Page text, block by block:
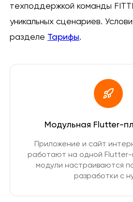
техподдержкой команды
уникальных сценариев.
разделе Тарифы.
Модульная Flutter-
Приложение и сайт
работают на одной Flutter-
модули настраиваются
разработки с